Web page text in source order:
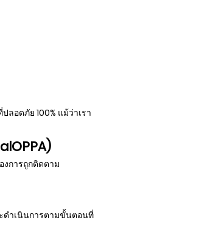
อดภัย 100% แม้ว่าเรา
งการถูกติดตาม
ดำเนินการตามขั้นตอนที่